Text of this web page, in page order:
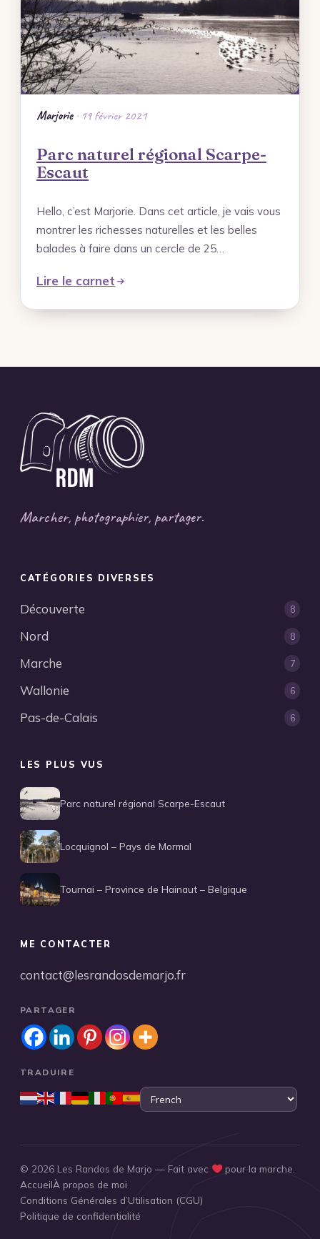
Marjorie· 19 février 2021
Parc naturel régional Scarpe-
Escaut
Hello, c’est Marjorie. Dans cet article, je vais vous
montrer les richesses naturelles et les belles
balades à faire dans un cercle de 25…
Lire le carnet
Marcher, photographier, partager.
CATÉGORIES DIVERSES
Découverte 8
Nord 8
Marche 7
Wallonie 6
Pas-de-Calais 6
LES PLUS VUS
Parc naturel régional Scarpe-Escaut
Locquignol – Pays de Mormal
Tournai – Province de Hainaut – Belgique
ME CONTACTER
contact@lesrandosdemarjo.fr
PARTAGER
TRADUIRE
© 2026 Les Randos de Marjo — Fait avec
pour la marche.
AccueilÀ propos de moi
Conditions Générales d’Utilisation (CGU)
Politique de confidentialité